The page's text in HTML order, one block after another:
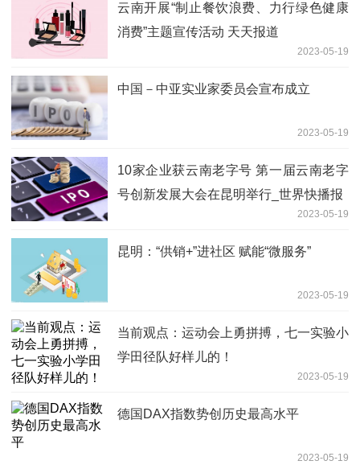
云南开展“制止餐饮浪费、力行绿色健康
消费”主题宣传活动 天天报道
2023-05-19
中国－中亚实业家委员会宣布成立
2023-05-19
10家企业获云南老字号 第一届云南老字
号创新发展大会在昆明举行_世界快播报
2023-05-19
昆明：“供销+”进社区 赋能“微服务”
2023-05-19
当前观点：运动会上勇拼搏，七一实验小
学田径队好样儿的！
2023-05-19
德国DAX指数势创历史最高水平
2023-05-19